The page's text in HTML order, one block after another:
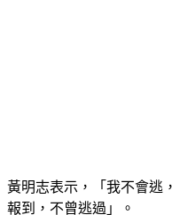
報到，不曾逃過」。